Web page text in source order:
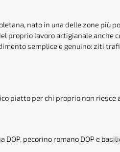
nato in una delle zone più
proprio lavoro artigianale anche
semplice e genuino: ziti
piatto per chi proprio non riesce
pecorino romano DOP e